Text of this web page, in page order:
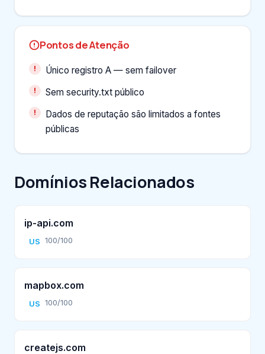
Pontos de Atenção
Único registro A — sem failover
Sem security.txt público
Dados de reputação são limitados a fontes
públicas
Domínios Relacionados
ip-api.com
US 100/100
mapbox.com
US 100/100
createjs.com